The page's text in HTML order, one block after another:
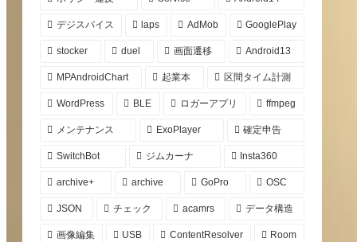
デジスパイス laps AdMob GooglePlay
stocker duel 画面遷移 Android13
MPAndroidChart 起業本 区間タイム計測
WordPress BLE ロガーアプリ ffmpeg
メンテナンス ExoPlayer 確定申告
SwitchBot ジムカーナ Insta360
archive+ archive GoPro OSC
JSON チェック acamrs データ構造
画像編集 USB ContentResolver Room